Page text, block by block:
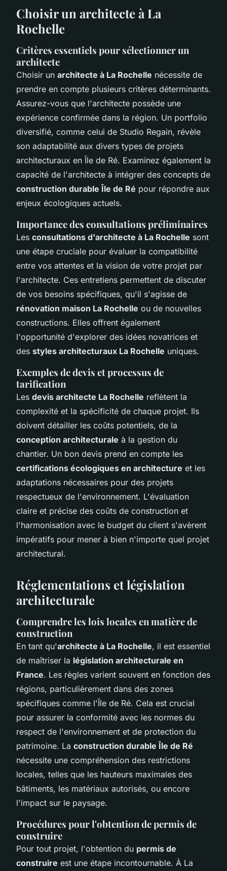
Choisir un architecte à La
Rochelle
Critères essentiels pour sélectionner un
architecte
Choisir un architecte à La Rochelle nécessite de
prendre en compte plusieurs critères déterminants.
Assurez-vous que l'architecte possède une
expérience confirmée dans la région. Un portfolio
diversifié, comme celui de Studio Regain, révèle
son adaptabilité aux divers types de projets
architecturaux en Île de Ré. Examinez également la
capacité de l'architecte à intégrer des concepts de
construction durable Île de Ré pour répondre aux
enjeux écologiques actuels.
Importance des consultations préliminaires
Les consultations d'architecte à La Rochelle sont
une étape cruciale pour évaluer la compatibilité
entre vos attentes et la vision de votre projet par
l'architecte. Ces entretiens permettent de discuter
de vos besoins spécifiques, qu'il s'agisse de
rénovation maison La Rochelle ou de nouvelles
constructions. Elles offrent également
l'opportunité d'explorer des idées novatrices et
des styles architecturaux La Rochelle uniques.
Exemples de devis et processus de
tarification
Les devis architecte La Rochelle reflètent la
complexité et la spécificité de chaque projet. Ils
doivent détailler les coûts potentiels, de la
conception architecturale à la gestion du
chantier. Un bon devis prend en compte les
certifications écologiques en architecture et les
adaptations nécessaires pour des projets
respectueux de l'environnement. L'évaluation
claire et précise des coûts de construction et
l'harmonisation avec le budget du client s'avèrent
impératifs pour mener à bien n'importe quel projet
architectural.
Réglementations et législation
architecturale
Comprendre les lois locales en matière de
construction
En tant qu'architecte à La Rochelle, il est essentiel
de maîtriser la législation architecturale en
France. Les règles varient souvent en fonction des
régions, particulièrement dans des zones
spécifiques comme l'Île de Ré. Cela est crucial
pour assurer la conformité avec les normes du
respect de l'environnement et de protection du
patrimoine. La construction durable Île de Ré
nécessite une compréhension des restrictions
locales, telles que les hauteurs maximales des
bâtiments, les matériaux autorisés, ou encore
l'impact sur le paysage.
Procédures pour l'obtention de permis de
construire
Pour tout projet, l'obtention du permis de
construire est une étape incontournable. À La